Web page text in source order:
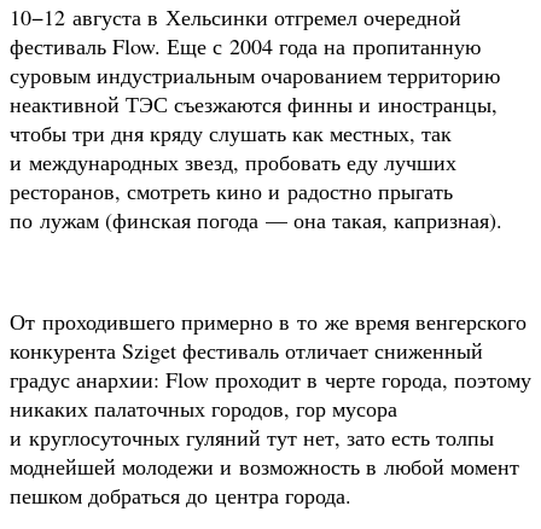
10−12 августа в Хельсинки отгремел очередной
фестиваль Flow. Еще с 2004 года на пропитанную
суровым индустриальным очарованием территорию
неактивной ТЭС съезжаются финны и иностранцы,
чтобы три дня кряду слушать как местных, так
и международных звезд, пробовать еду лучших
ресторанов, смотреть кино и радостно прыгать
по лужам (финская погода — она такая, капризная).
От проходившего примерно в то же время венгерского
конкурента Sziget фестиваль отличает сниженный
градус анархии: Flow проходит в черте города, поэтому
никаких палаточных городов, гор мусора
и круглосуточных гуляний тут нет, зато есть толпы
моднейшей молодежи и возможность в любой момент
пешком добраться до центра города.